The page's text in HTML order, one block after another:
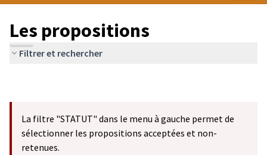
Les propositions
Filtrer et rechercher
La filtre "STATUT" dans le menu à gauche permet de
sélectionner les propositions acceptées et non-
retenues.